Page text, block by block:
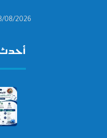
08/08/2026
أحدث